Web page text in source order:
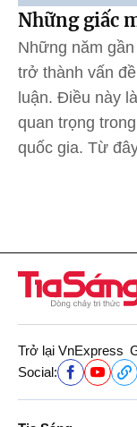
Những giấc
Những năm
trở thành vấn
luận. Điều này
quan trọng
quốc gia. Từ
Trở lại VnExpress
Social: